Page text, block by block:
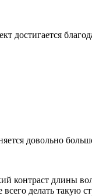
достигается
довольно
контраст длины
делать такую